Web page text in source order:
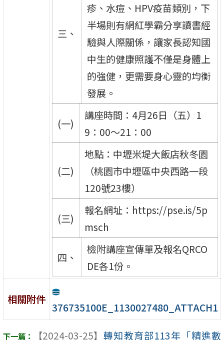
三、
疹、水痘、HPV疫苗類別，下
半場則有網紅學霸分享讀書經
驗與人際關係，讓家長認知國
中生的健康照護不僅是身體上
的強健，更需要身心靈的均衡
發展。
(一)
講座時間：4月26日（五）1
9：00～21：00
(二)
地點：中壢米堤大飯店秋冬園
（桃園市中壢區中央西路一段
120號23樓）
(三)
報名網址：https://pse.is/5p
msch
四、
檢附講座宣傳單及報名QRCO
DE各1份。
相關附件
376735100E_1130027480_ATTACH1
【2024-03-25】 轉知教育部113年「精進數